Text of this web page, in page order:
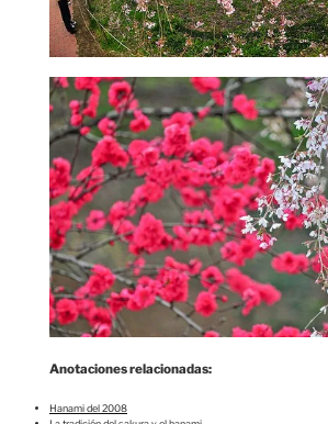
Anotaciones relacionadas:
Hanami del 2008